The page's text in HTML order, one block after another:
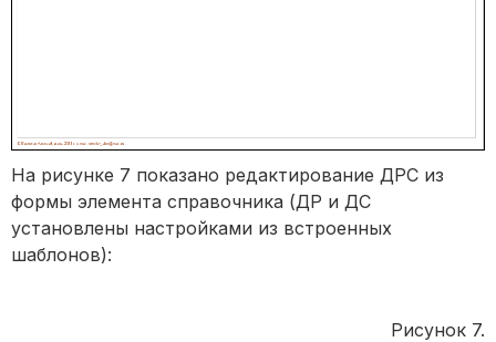
На рисунке 7 показано редактирование ДРС из
формы элемента справочника (ДР и ДС
установлены настройками из встроенных
шаблонов):
Рисунок 7.